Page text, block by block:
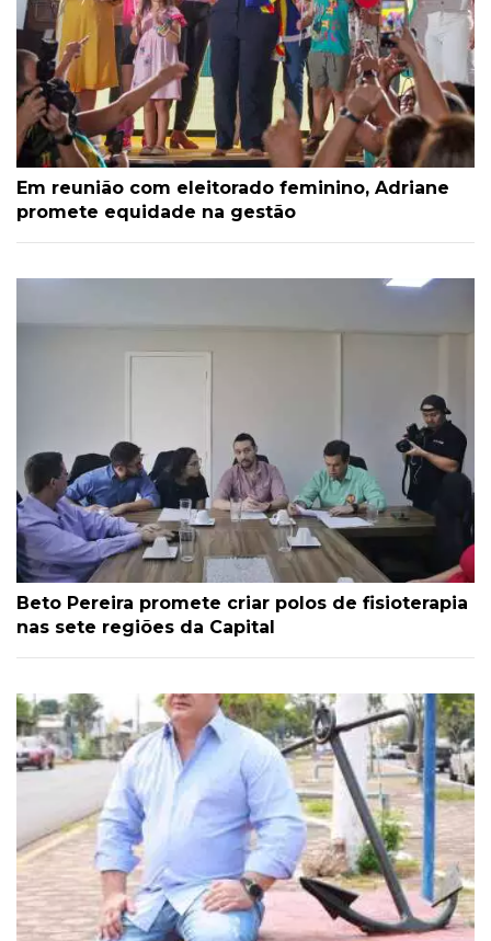
Em reunião com eleitorado feminino, Adriane
promete equidade na gestão
Beto Pereira promete criar polos de fisioterapia
nas sete regiões da Capital